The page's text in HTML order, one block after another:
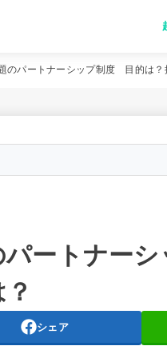
のパートナーシップ制度 目的は？
for:
パートナー
シェア